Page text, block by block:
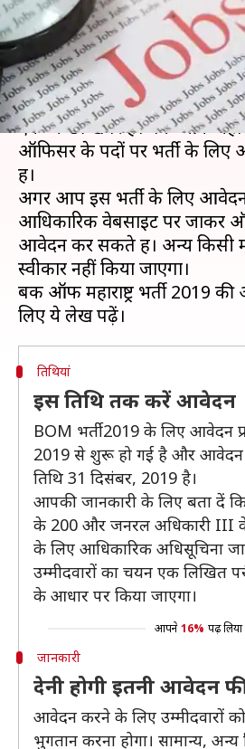
लेखन मोना दीक्षित Dec 11, 2019 04:05 pm
क्या है खबर?
अगर आप बैंक भर्ती का इंतजार
एक अच्छी खबर है। बैंक ऑफ
ऑफिसर के पदों पर भर्ती के लिए
हैं।
अगर आप इस भर्ती के लिए
आधिकारिक वेबसाइट पर जाकर
आवेदन कर सकते हैं। अन्य किसी
स्वीकार नहीं किया जाएगा।
बैंक ऑफ महाराष्ट्र भर्ती 2019
तिथियां
इस तिथि तक करें आवेदन
BOM भर्ती 2019 के लिए आवेदन
2019 से शुरू हो गई है और
तिथि 31 दिसंबर, 2019 है।
आपकी जानकारी के लिए बता दें
के 200 और जनरल अधिकारी III के
के लिए आधिकारिक अधिसूचिना
उम्मीदवारों का चयन एक लिखित
के आधार पर किया जाएगा।
आपने 16% पढ़
जानकारी
देनी होगी इतनी आवेदन
आवेदन करने के लिए उम्मीदवारों
भुगतान करना होगा। सामान्य,